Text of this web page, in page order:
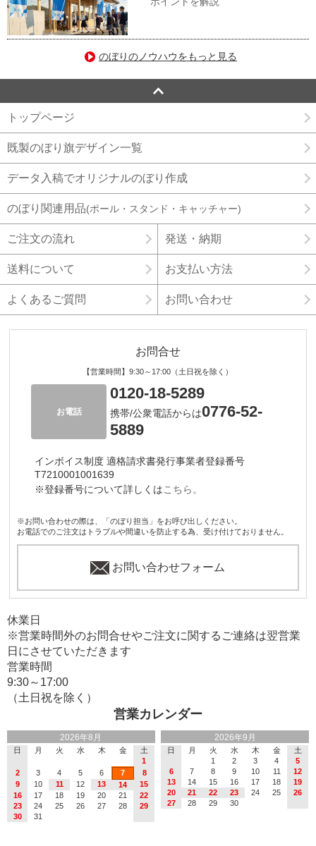
のぼりのノウハウをもっと見る
トップページ
既製のぼり旗デザイン一覧
データ入稿でオリジナルのぼり作成
のぼり関連用品(ポール・スタンド・キャッチャー)
ご注文の流れ 発送・納期
送料について お支払い方法
よくあるご質問 お問い合わせ
お問合せ
【営業時間】9:30～17:00（土日祝を除く）
お電話
0120-18-5289
携帯/公衆電話からは0776-52-
5889
インボイス制度 適格請求書発行事業者登録番号
T7210001001639
※登録番号について詳しくはこちら。
※お問い合わせの際は、「のぼり担当」をお呼び出しください。
お電話でのご注文はトラブルや間違いを防止する為、受け付けておりません。
お問い合わせフォーム
営業カレンダー
2026年8月
日 月 火 水 木 金
土
1
2
3 4 5 6 7
8
9
10 11 12 13 14
15
16
17 18 19 20 21
22
23
24 25 26 27 28
29
30
31
2026年9月
日 月 火 水 木 金
土
1
2 3 4
5
6
7 8 9 10 11
12
13
14 15 16 17 18
19
20
21 22 23 24 25
26
27
28 29 30
休業日
※営業時間外のお問合せやご注文に関するご連絡は翌営業
日にさせていただきます
営業時間
9:30～17:00
（土日祝を除く）